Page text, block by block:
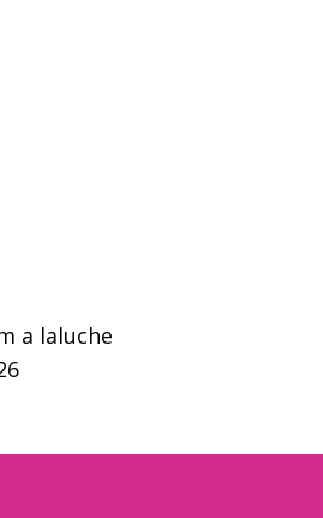
a laluche